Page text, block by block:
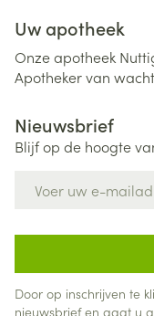
Uw apotheek
Onze apotheek
Apotheker van wacht
Nieuwsbrief
Blijf op de hoogte
Door op inschrijven te
nieuwsbrief en gaat u